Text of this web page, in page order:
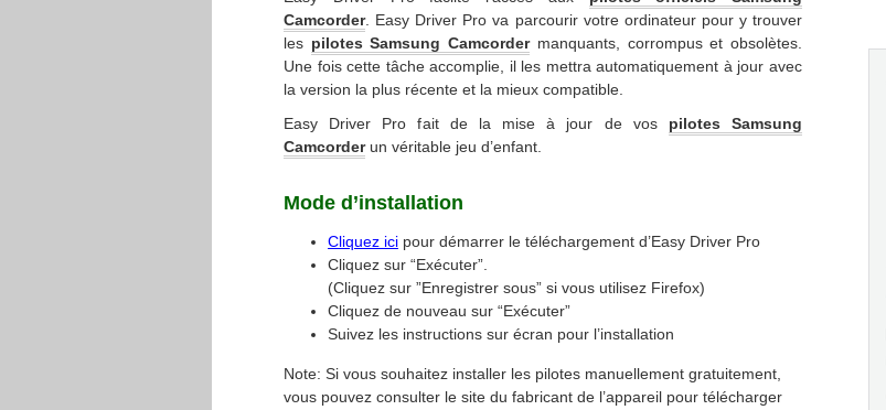
Camcorder. Easy Driver Pro va parcourir votre ordinateur pour y trouver
les pilotes Samsung Camcordermanquants, corrompus et obsolètes.
Une fois cette tâche accomplie, il les mettra automatiquement à jour avec
la version la plus récente et la mieux compatible.
Easy Driver Pro fait de la mise à jour de vos pilotes Samsung
Camcorderun véritable jeu d’enfant.
Mode d’installation
Cliquez ici pour démarrer le téléchargement d’Easy Driver Pro
Cliquez sur “Exécuter”.
(Cliquez sur ”Enregistrer sous” si vous utilisez Firefox)
Cliquez de nouveau sur “Exécuter”
Suivez les instructions sur écran pour l’installation
Note: Si vous souhaitez installer les pilotes manuellement gratuitement,
vous pouvez consulter le site du fabricant de l’appareil pour télécharger